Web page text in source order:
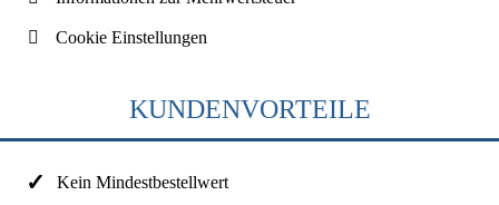
Cookie Einstellungen
KUNDENVORTEILE
Kein Mindestbestellwert